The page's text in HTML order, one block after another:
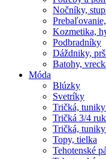
Nočníky,
Kozmetika,
Podbradníky
Dáždniky,
Batohy,
Móda
Blúzky
Svetríky
Tričká,
Tričká 3/4
Tričká,
Topy, tielka
Tehotenské